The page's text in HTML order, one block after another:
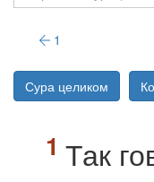
1
Сура целиком
Так